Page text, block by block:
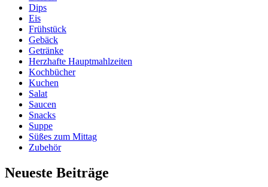
Dips
Eis
Frühstück
Gebäck
Getränke
Herzhafte Hauptmahlzeiten
Kochbücher
Kuchen
Salat
Saucen
Snacks
Suppe
Süßes zum Mittag
Zubehör
Neueste Beiträge